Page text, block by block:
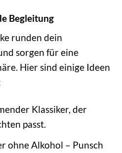
Begleitung
runden dein
sorgen für eine
Hier sind einige Ideen
Klassiker, der
passt.
ohne Alkohol – Punsch